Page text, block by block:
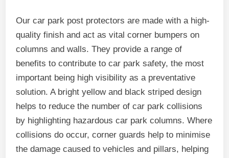
Our car park post protectors are made with a high-
quality finish and act as vital corner bumpers on
columns and walls. They provide a range of
benefits to contribute to car park safety, the most
important being high visibility as a preventative
solution. A bright yellow and black striped design
helps to reduce the number of car park collisions
by highlighting hazardous car park columns. Where
collisions do occur, corner guards help to minimise
the damage caused to vehicles and pillars, helping